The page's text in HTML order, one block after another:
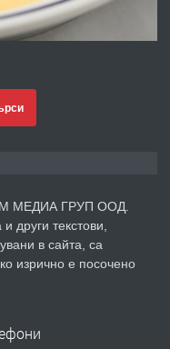
преди 4 дни
МЕБЕЛИ.
МЕДИА ГРУП ООД.
други текстови,
в сайта, са
изрично е посочено